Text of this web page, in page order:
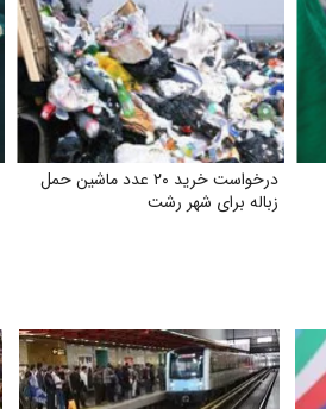
درخواست خرید ۲۰ عدد ماشین حمل
زباله برای شهر رشت